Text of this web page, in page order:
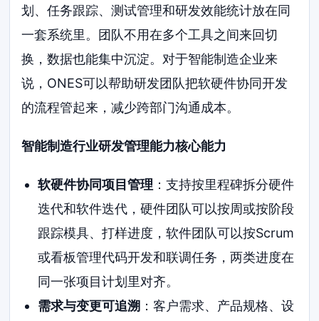
划、任务跟踪、测试管理和研发效能统计放在同
一套系统里。团队不用在多个工具之间来回切
换，数据也能集中沉淀。对于智能制造企业来
说，ONES可以帮助研发团队把软硬件协同开发
的流程管起来，减少跨部门沟通成本。
智能制造行业研发管理能力核心能力
软硬件协同项目管理 ：支持按里程碑拆分硬件
迭代和软件迭代，硬件团队可以按周或按阶段
跟踪模具、打样进度，软件团队可以按Scrum
或看板管理代码开发和联调任务，两类进度在
同一张项目计划里对齐。
需求与变更可追溯 ：客户需求、产品规格、设